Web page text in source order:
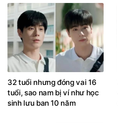
32 tuổi nhưng đóng vai 16
tuổi, sao nam bị ví như học
sinh lưu ban 10 năm